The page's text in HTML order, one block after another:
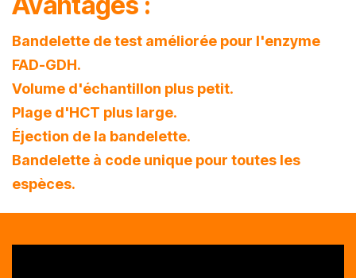
Bandelette de test améliorée pour l'enzyme
FAD-GDH.
Volume d'échantillon plus petit.
Plage d'HCT plus large.
Éjection de la bandelette.
Bandelette à code unique pour toutes les
espèces.